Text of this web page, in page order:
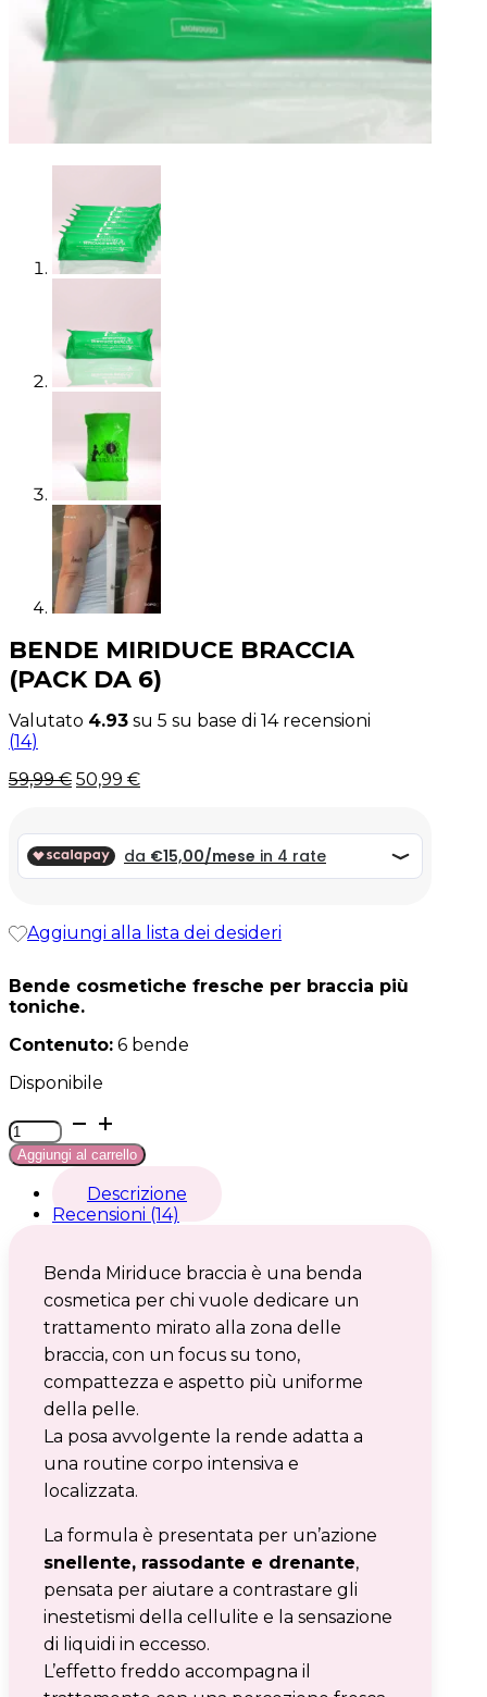
BENDE MIRIDUCE BRACCIA
(PACK DA 6)
Valutato 4.93 su 5 su base di 14recensioni
(14)
Il
era:
59,99 €.
59,99€Il
è:
59,99 €.
50,99 €
Aggiungi alla lista dei desideri
Bende cosmetiche fresche per braccia più
toniche.
Contenuto: 6 bende
Disponibile
Bende
miriduce
braccia
Aggiungi al carrello
Descrizione
Recensioni (14)
Benda Miriduce braccia è una benda
cosmetica per chi vuole dedicare un
trattamento mirato alla zona delle
braccia, con un focus su tono,
compattezza e aspetto più uniforme
della pelle.
La posa avvolgente la rende adatta a
una routine corpo intensiva e
localizzata.
La formula è presentata per un’azione
snellente, rassodante e drenante,
pensata per aiutare a contrastare gli
inestetismi della cellulite e la sensazione
di liquidi in eccesso.
L’effetto freddo accompagna il